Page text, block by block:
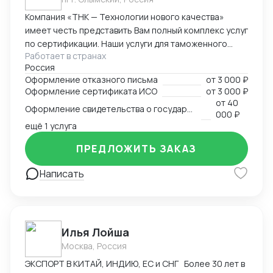
Компания «ТНК — Технологии нового качества»
имеет честь представить Вам полный комплекс услуг
по сертификации. Наши услуги для таможенного
оформления, производства и реализации
продукции: - сертификат/декларация соответствия
Техническому регламенту Таможенного Союза (ТР
ТС) - сертификат/декларация соответствия ГОСТ Р -
сертификат/декларация /отказное письмо по
пожарной безопасности (ТР ПБ) - свидетельство о
государственной регистрации (СГР) - экспертное
заключение - отказное письмо для таможни/
торговли - заключение о перемещении продукции,
содержащей озоноразрущающие вещества
разработка и регистрация ТУ - добровольные
сертификаты - добровольные сертификаты по
пожарной безопасности - ИСО - РПО - Сертификаты
на услуги - Оценка деловой репутации и многие
Работает в странах
Россия
Оформление отказного письма
от 3 000 ₽
Оформление сертификата ИСО
от 3 000 ₽
от 40
000 ₽
ещё 1 услуга
Написать
ПРЕДЛОЖИТЬ ЗАКАЗ
Илья Лойша
Москва, Россия
ЭКСПОРТ В КИТАЙ, ИНДИЮ, ЕС и СНГ Более 30 лет в